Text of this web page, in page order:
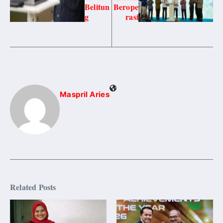
Belitun
g
Berope
rasi
Maspril Aries
Related Posts